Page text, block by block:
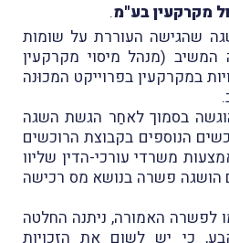
מקרקעין בע"מ.
שהגישה העוררת על שומות
(מנהל מיסוי מקרקעין
במקרקעין בפרוייקט המכוּנה
בסמוך לאחַר הגשת השגה
הנוספים בקבוצת הרוכשים
משרדי עורכי-הדין שליוו
הושגה פשרה בנושא מס רכישה
לפשרה האמורה, ניתנה החלטה
כי יש לשום את הזכויות